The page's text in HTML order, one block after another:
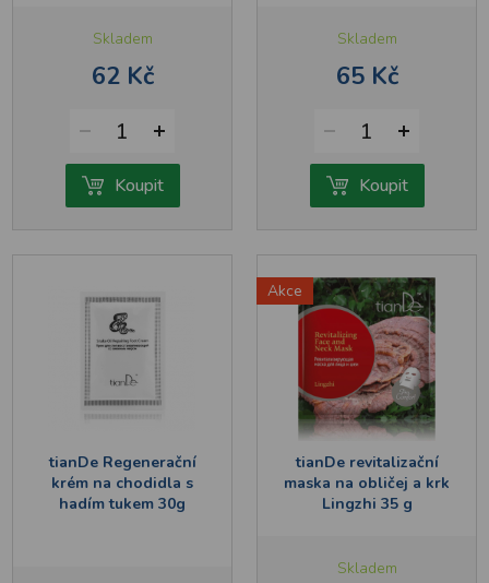
Skladem
62 Kč
1
Koupit
Skladem
65 Kč
1
Koupit
tianDe Regenerační
krém na chodidla s
hadím tukem 30g
Akce
tianDe revitalizační
maska na obličej a krk
Lingzhi 35 g
Skladem